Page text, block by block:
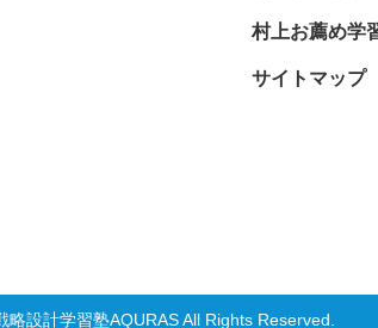
村上お薦め学
サイトマップ
略設計学習塾AQURAS All Rights Reserved.